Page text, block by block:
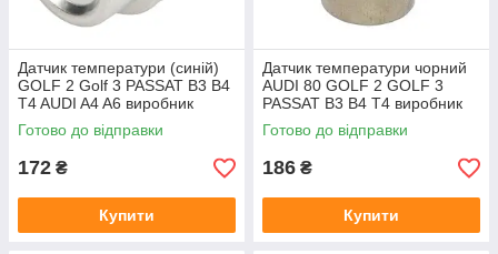
Датчик температури (синій)
GOLF 2 Golf 3 PASSAT B3 B4
T4 AUDI A4 A6 виробник
Topran Німеччина
Готово до відправки
172 ₴
Купити
Датчик температури чорний
AUDI 80 GOLF 2 GOLF 3
PASSAT B3 B4 T4 виробник
TOPRAN Німеччина
Готово до відправки
186 ₴
Купити